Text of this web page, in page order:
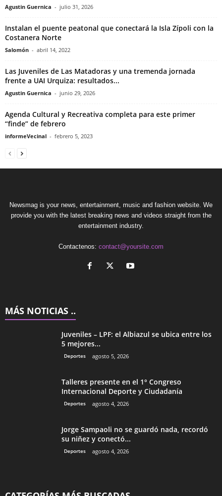
Agustin Guernica - julio 31, 2026
Instalan el puente peatonal que conectará la Isla Zípoli con la
Costanera Norte
Salomón - abril 14, 2022
Las Juveniles de Las Matadoras y una tremenda jornada
frente a UAI Urquiza: resultados...
Agustin Guernica - junio 29, 2026
Agenda Cultural y Recreativa completa para este primer
“finde” de febrero
informeVecinal - febrero 5, 2023
Newsmag is your news, entertainment, music and fashion website. We
provide you with the latest breaking news and videos straight from the
entertainment industry.
Contactenos: contact@yoursite.com
MÁS NOTICIAS ..
Juveniles – LPF: el Albiazul se ubica entre los
5 mejores...
Deportes agosto 5, 2026
Talleres presente en el 1° Congreso
Internacional Deporte y Ciudadanía
Deportes agosto 4, 2026
Jorge Sampaoli no se guardó nada, recordó
su niñez y conectó...
Deportes agosto 4, 2026